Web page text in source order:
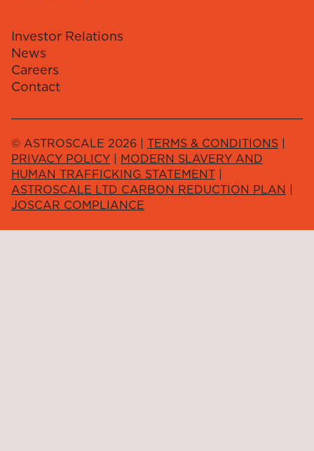
Investor Relations
News
Careers
Contact
© ASTROSCALE 2026 | TERMS & CONDITIONS |
PRIVACY POLICY | MODERN SLAVERY AND
HUMAN TRAFFICKING STATEMENT |
ASTROSCALE LTD CARBON REDUCTION PLAN |
JOSCAR COMPLIANCE